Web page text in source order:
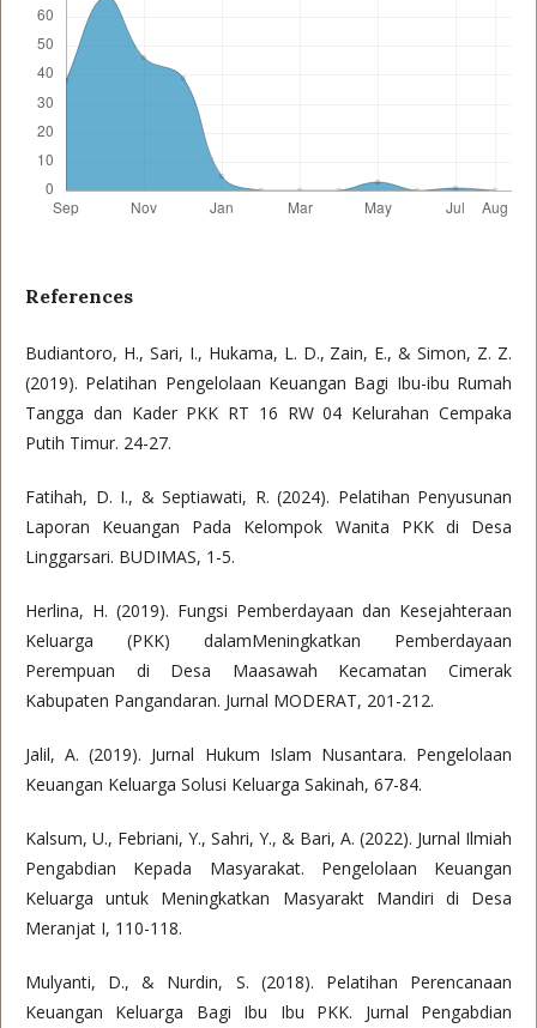
References
Budiantoro, H., Sari, I., Hukama, L. D., Zain, E., & Simon, Z. Z.
(2019). Pelatihan Pengelolaan Keuangan Bagi Ibu-ibu Rumah
Tangga dan Kader PKK RT 16 RW 04 Kelurahan Cempaka
Putih Timur. 24-27.
Fatihah, D. I., & Septiawati, R. (2024). Pelatihan Penyusunan
Laporan Keuangan Pada Kelompok Wanita PKK di Desa
Linggarsari. BUDIMAS, 1-5.
Herlina, H. (2019). Fungsi Pemberdayaan dan Kesejahteraan
Keluarga (PKK) dalamMeningkatkan Pemberdayaan
Perempuan di Desa Maasawah Kecamatan Cimerak
Kabupaten Pangandaran. Jurnal MODERAT, 201-212.
Jalil, A. (2019). Jurnal Hukum Islam Nusantara. Pengelolaan
Keuangan Keluarga Solusi Keluarga Sakinah, 67-84.
Kalsum, U., Febriani, Y., Sahri, Y., & Bari, A. (2022). Jurnal Ilmiah
Pengabdian Kepada Masyarakat. Pengelolaan Keuangan
Keluarga untuk Meningkatkan Masyarakt Mandiri di Desa
Meranjat I, 110-118.
Mulyanti, D., & Nurdin, S. (2018). Pelatihan Perencanaan
Keuangan Keluarga Bagi Ibu Ibu PKK. Jurnal Pengabdian